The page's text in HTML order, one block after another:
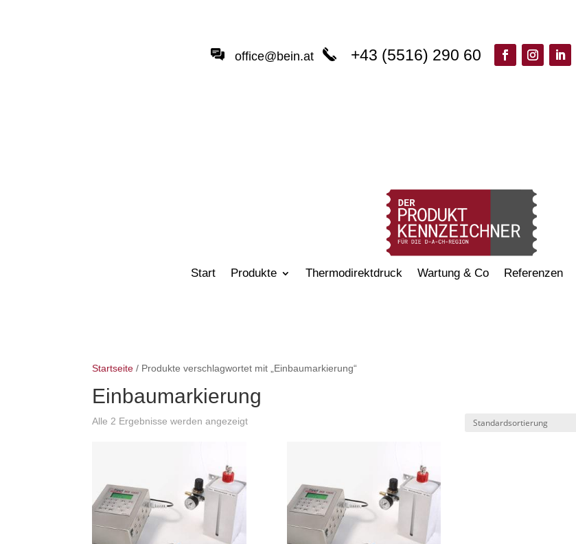
office@bein.at +43 (5516) 290 60
Start Produkte Thermodirektdruck Wartung & Co Referenzen
Startseite / Produkte verschlagwortet mit „Einbaumarkierung“
Einbaumarkierung
Alle 2 Ergebnisse werden angezeigt